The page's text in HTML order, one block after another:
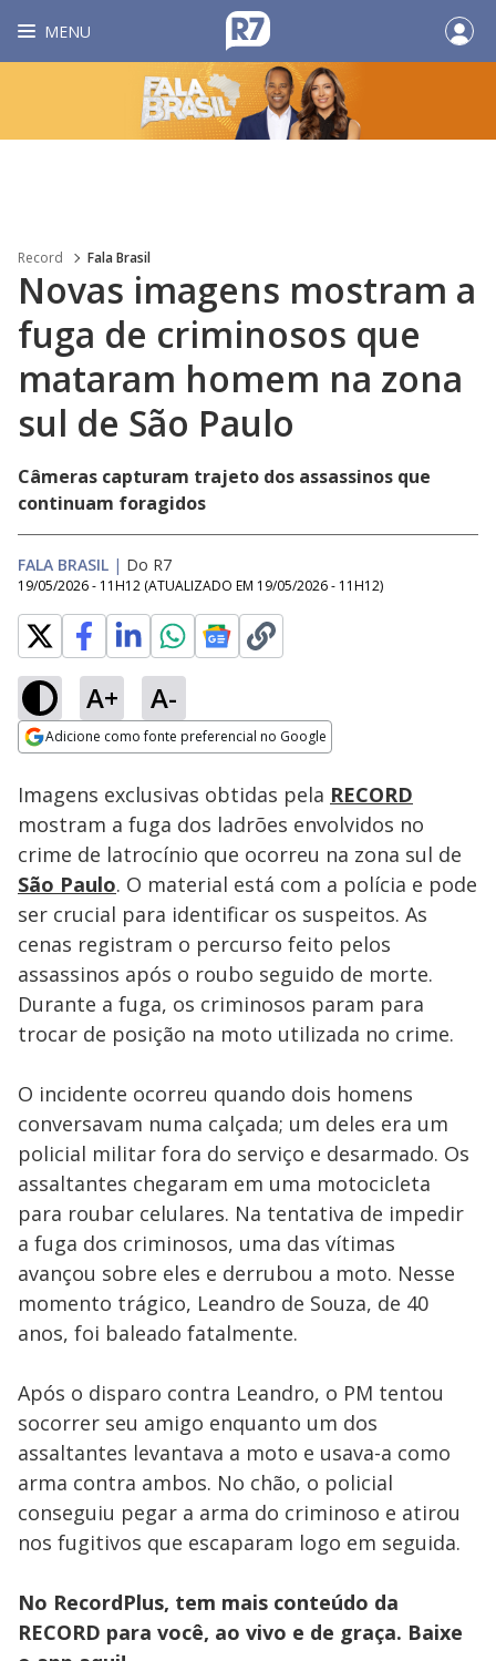
MENU
Record Fala Brasil
Novas imagens mostram a
fuga de criminosos que
mataram homem na zona
sul de São Paulo
Câmeras capturam trajeto dos assassinos que
continuam foragidos
FALA BRASIL | Do R7
19/05/2026 - 11H12 (ATUALIZADO EM 19/05/2026 - 11H12)
A+ A-
Adicione como fonte preferencial no Google
Ativar
Loaded
66.77%
Imagens exclusivas obtidas pela RECORD
mostram a fuga dos ladrões envolvidos no
crime de latrocínio que ocorreu na zona sul de
São Paulo. O material está com a polícia e pode
ser crucial para identificar os suspeitos. As
cenas registram o percurso feito pelos
assassinos após o roubo seguido de morte.
Durante a fuga, os criminosos param para
trocar de posição na moto utilizada no crime.
O incidente ocorreu quando dois homens
conversavam numa calçada; um deles era um
policial militar fora do serviço e desarmado. Os
assaltantes chegaram em uma motocicleta
para roubar celulares. Na tentativa de impedir
a fuga dos criminosos, uma das vítimas
avançou sobre eles e derrubou a moto. Nesse
momento trágico, Leandro de Souza, de 40
anos, foi baleado fatalmente.
Após o disparo contra Leandro, o PM tentou
socorrer seu amigo enquanto um dos
assaltantes levantava a moto e usava-a como
arma contra ambos. No chão, o policial
conseguiu pegar a arma do criminoso e atirou
nos fugitivos que escaparam logo em seguida.
No RecordPlus, tem mais conteúdo da
RECORD para você, ao vivo e de graça. Baixe